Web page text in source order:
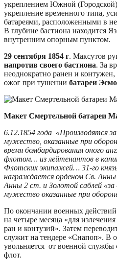
укреплением Южной
укрепление временного типа,
батареями, расположенными в
В глубине бастиона находится
внутренним опорным пунктом.
29 сентября 1854 г. Максутов
напротив своего бастиона. За
неоднократно ранен и
ожог при тушении батареи
Макет Смертельной батареи
6.12.1854 года «Производятся
мужество, оказанные при
время бомбардирования оного
флотом… из лейтенантов в
Флотских экипажей… 31-го
награждается орденом Св.
Анны 2 ст. и Золотой саблей
мужество оказанные при
По окончании военных
на четыре месяца «для
ран и контузий». Затем
служит на тендере «Снапоп». В
увольняется от военной службы
флот.